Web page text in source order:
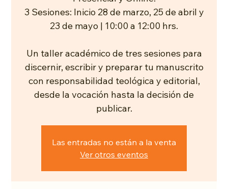
3 Sesiones: Inicio 28 de marzo, 25 de abril y
23 de mayo | 10:00 a 12:00 hrs.
Un taller académico de tres sesiones para
discernir, escribir y preparar tu manuscrito
con responsabilidad teológica y editorial,
desde la vocación hasta la decisión de
publicar.
Las entradas no están a la venta
Ver otros eventos